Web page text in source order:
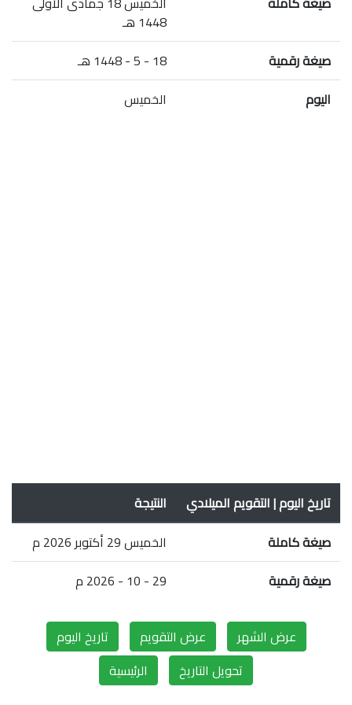
1448 هـ
صيغة رقمية
18 - 5 - 1448 هـ
اليوم
الخميس
تاريخ اليوم | التقويم الميلادي
النتيجة
صيغة كاملة
الخميس 29 أكتوبر 2026 م
صيغة رقمية
29 - 10 - 2026 م
عرض الشهر عرض التقويم
تاريخ اليوم
تحويل التاريخ
الرئيسية